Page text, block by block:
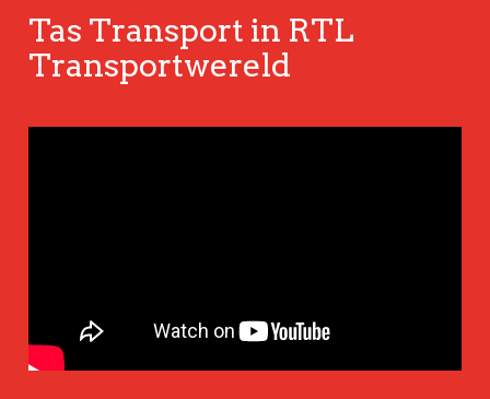
Tas Transport in RTL
Transportwereld